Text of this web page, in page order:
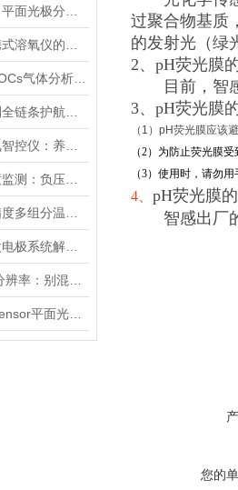
过聚合物基质
的发射光（绿
2、pH荧光膜
目前，智感
3、 pH荧光膜
（1）pH荧光膜应该
（2） 为防止荧光膜
（3）使用时，请勿
4、 pH荧光膜
智感出厂
您的